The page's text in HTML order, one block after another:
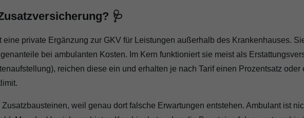
🩺
private Ergänzung zur GKV für Leistungen außerhalb des Krankenhauses.
bei ambulanten Kosten. Im Kern funktioniert sie meist als
reichen diese ein und erhalten je nach Tarif einen Prozentsatz oder
weil genau dort falsche Erwartungen entstehen. Ambulant ist